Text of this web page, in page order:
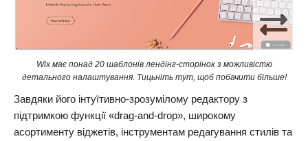
Wix має понад 20 шаблонів лендінг-сторінок з можливістю
детального налаштування. Тицьніть тут, щоб побачити більше!
Завдяки його інтуїтивно-зрозумілому редактору з
підтримкою функції «drag-and-drop», широкому
асортименту віджетів, інструментам редагування стилів та